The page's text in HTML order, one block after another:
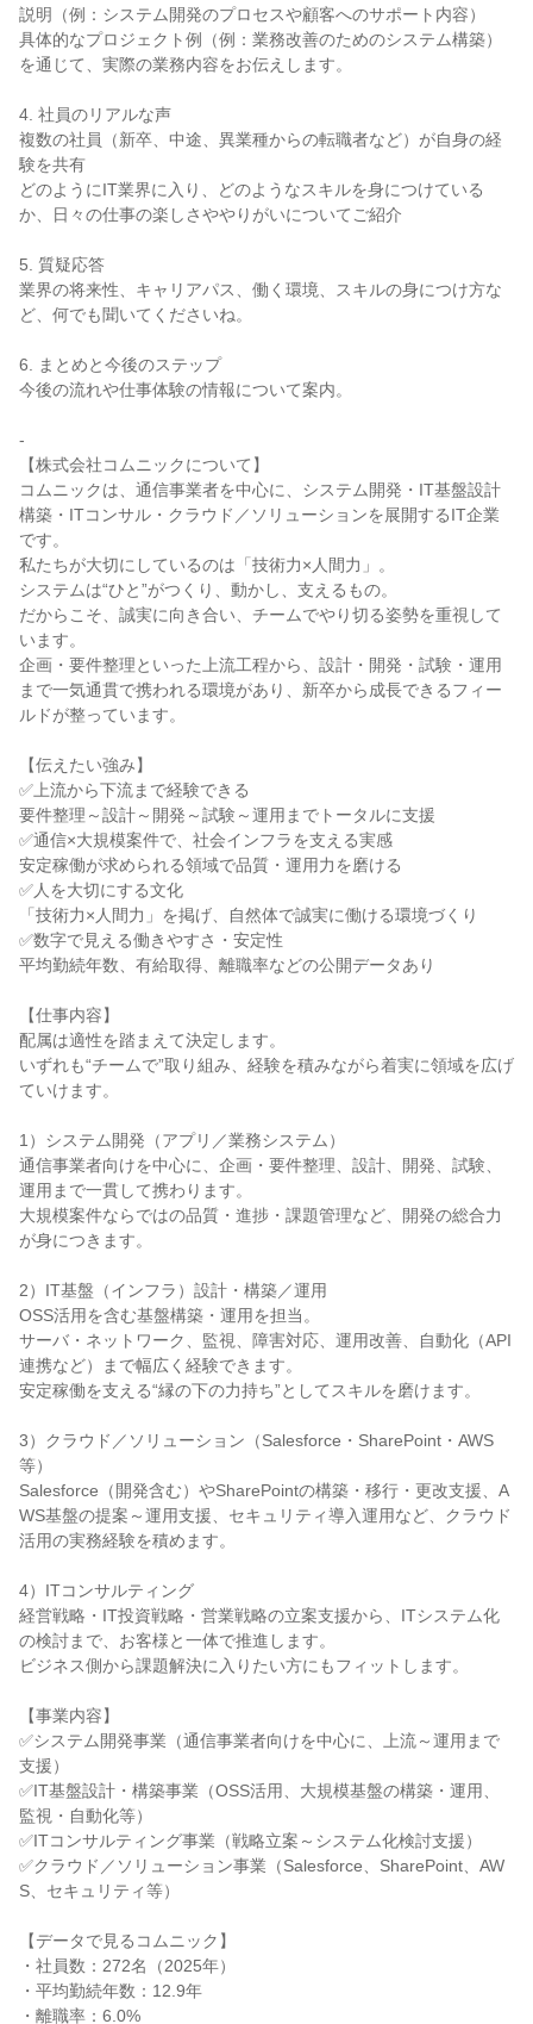
説明（例：システム開発のプロセスや顧客へのサポート内容）
具体的なプロジェクト例（例：業務改善のためのシステム構築）
を通じて、実際の業務内容をお伝えします。
4. 社員のリアルな声
複数の社員（新卒、中途、異業種からの転職者など）が自身の経
験を共有
どのようにIT業界に入り、どのようなスキルを身につけている
か、日々の仕事の楽しさややりがいについてご紹介
5. 質疑応答
業界の将来性、キャリアパス、働く環境、スキルの身につけ方な
ど、何でも聞いてくださいね。
6. まとめと今後のステップ
今後の流れや仕事体験の情報について案内。
-
【株式会社コムニックについて】
コムニックは、通信事業者を中心に、システム開発・IT基盤設計
構築・ITコンサル・クラウド／ソリューションを展開するIT企業
です。
私たちが大切にしているのは「技術力×人間力」。
システムは“ひと”がつくり、動かし、支えるもの。
だからこそ、誠実に向き合い、チームでやり切る姿勢を重視して
います。
企画・要件整理といった上流工程から、設計・開発・試験・運用
まで一気通貫で携われる環境があり、新卒から成長できるフィー
ルドが整っています。
【伝えたい強み】
✅上流から下流まで経験できる
要件整理～設計～開発～試験～運用までトータルに支援
✅通信×大規模案件で、社会インフラを支える実感
安定稼働が求められる領域で品質・運用力を磨ける
✅人を大切にする文化
「技術力×人間力」を掲げ、自然体で誠実に働ける環境づくり
✅数字で見える働きやすさ・安定性
平均勤続年数、有給取得、離職率などの公開データあり
【仕事内容】
配属は適性を踏まえて決定します。
いずれも“チームで”取り組み、経験を積みながら着実に領域を広げ
ていけます。
1）システム開発（アプリ／業務システム）
通信事業者向けを中心に、企画・要件整理、設計、開発、試験、
運用まで一貫して携わります。
大規模案件ならではの品質・進捗・課題管理など、開発の総合力
が身につきます。
2）IT基盤（インフラ）設計・構築／運用
OSS活用を含む基盤構築・運用を担当。
サーバ・ネットワーク、監視、障害対応、運用改善、自動化（API
連携など）まで幅広く経験できます。
安定稼働を支える“縁の下の力持ち”としてスキルを磨けます。
3）クラウド／ソリューション（Salesforce・SharePoint・AWS
等）
Salesforce（開発含む）やSharePointの構築・移行・更改支援、A
WS基盤の提案～運用支援、セキュリティ導入運用など、クラウド
活用の実務経験を積めます。
4）ITコンサルティング
経営戦略・IT投資戦略・営業戦略の立案支援から、ITシステム化
の検討まで、お客様と一体で推進します。
ビジネス側から課題解決に入りたい方にもフィットします。
【事業内容】
✅システム開発事業（通信事業者向けを中心に、上流～運用まで
支援）
✅IT基盤設計・構築事業（OSS活用、大規模基盤の構築・運用、
監視・自動化等）
✅ITコンサルティング事業（戦略立案～システム化検討支援）
✅クラウド／ソリューション事業（Salesforce、SharePoint、AW
S、セキュリティ等）
【データで見るコムニック】
・社員数：272名（2025年）
・平均勤続年数：12.9年
・離職率：6.0%